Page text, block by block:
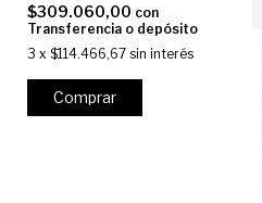
$309.060,00 con
Transferencia o depósito
3 x $114.466,67 sin interés
Comprar